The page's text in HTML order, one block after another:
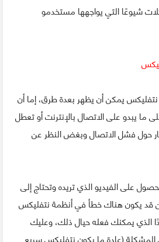
المشكلات شيوعًا التي يواجهها مستخدمو
نتفليكس يمكن أن يظهر بعدة طرق، إما أن
ما يبدو على الاتصال بالإنترنت أو تعطل
حول فشل الاتصال وبغض النظر عن
على الفيديو الذي تريده وتحتاج إلى
قد يكون هناك خطأ في أنظمة نتفليكس
الذي يمكنك فعله حيال ذلك، وعليك